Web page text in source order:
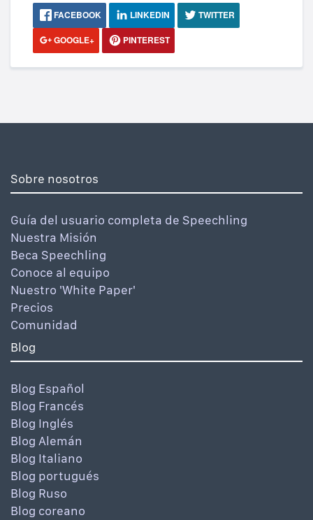
FACEBOOK LINKEDIN
TWITTER
GOOGLE+
PINTEREST
Sobre nosotros
Guía del usuario completa de Speechling
Nuestra Misión
Beca Speechling
Conoce al equipo
Nuestro 'White Paper'
Precios
Comunidad
Blog
Blog Español
Blog Francés
Blog Inglés
Blog Alemán
Blog Italiano
Blog portugués
Blog Ruso
Blog coreano